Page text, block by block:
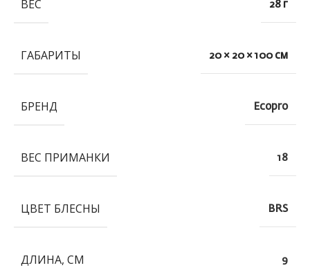
ВЕС 28 г
ГАБАРИТЫ 20 × 20 × 100 см
БРЕНД Ecopro
ВЕС ПРИМАНКИ 18
ЦВЕТ БЛЕСНЫ BRS
ДЛИНА, СМ 9